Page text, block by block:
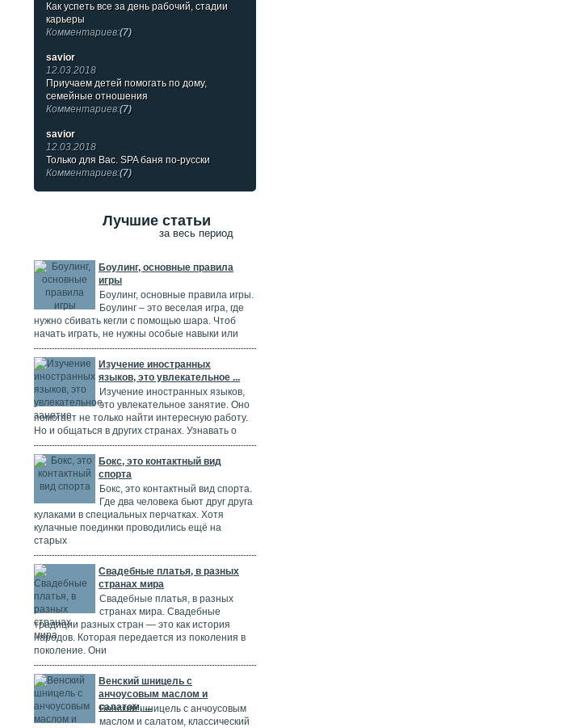
Как успеть все за день рабочий, стадии
карьеры
Комментариев:(7)
savior
12.03.2018
Приучаем детей помогать по дому,
семейные отношения
Комментариев:(7)
savior
12.03.2018
Только для Вас. SPA баня по-русски
Комментариев:(7)
Лучшие статьи
за весь период
Боулинг, основные правила
игры
Боулинг, основные правила игры.
Боулинг – это веселая игра, где
нужно сбивать кегли с помощью шара. Чтоб
начать играть, не нужны особые навыки или
Изучение иностранных
языков, это увлекательное ...
Изучение иностранных языков,
это увлекательное занятие. Оно
помогает не только найти интересную работу.
Но и общаться в других странах. Узнавать о
Бокс, это контактный вид
спорта
Бокс, это контактный вид спорта.
Где два человека бьют друг друга
кулаками в специальных перчатках. Хотя
кулачные поединки проводились ещё на
старых
Свадебные платья, в разных
странах мира
Свадебные платья, в разных
странах мира. Свадебные
традиции разных стран — это как история
народов. Которая передается из поколения в
поколение. Они
Венский шницель с
анчоусовым маслом и
салатом, ...
Венский шницель с анчоусовым
маслом и салатом, классический